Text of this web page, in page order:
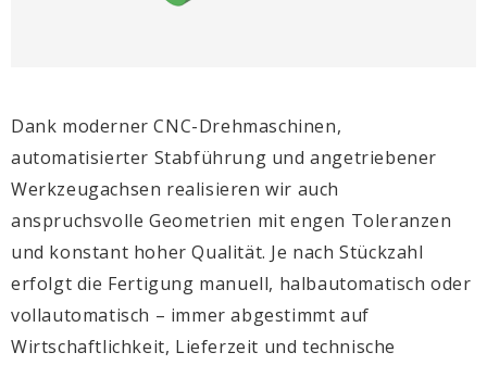
Dank moderner CNC-Drehmaschinen,
automatisierter Stabführung und angetriebener
Werkzeugachsen realisieren wir auch
anspruchsvolle Geometrien mit engen Toleranzen
und konstant hoher Qualität. Je nach Stückzahl
erfolgt die Fertigung manuell, halbautomatisch oder
vollautomatisch – immer abgestimmt auf
Wirtschaftlichkeit, Lieferzeit und technische